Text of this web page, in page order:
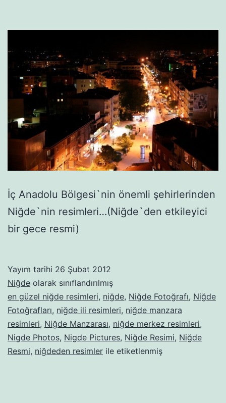
İç Anadolu Bölgesi`nin önemli şehirlerinden
Niğde`nin resimleri…(Niğde`den etkileyici
bir gece resmi)
Yayım tarihi 26 Şubat 2012
Niğde olarak sınıflandırılmış
en güzel niğde resimleri, niğde, Niğde Fotoğrafı, Niğde
Fotoğrafları, niğde ili resimleri, niğde manzara
resimleri, Niğde Manzarası, niğde merkez resimleri,
Nigde Photos, Nigde Pictures, Niğde Resimi, Niğde
Resmi, niğdeden resimler ile etiketlenmiş